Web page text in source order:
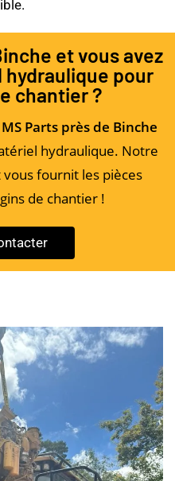
et vous avez
pour
chantier ?
MS Parts près de Binche
hydraulique. Notre
fournit les pièces
de chantier !